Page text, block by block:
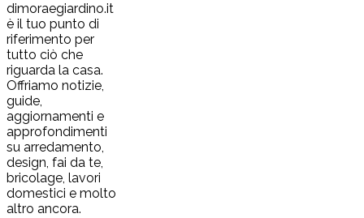
dimoraegiardino.it
è il tuo punto di
riferimento per
tutto ciò che
riguarda la casa.
Offriamo notizie,
guide,
aggiornamenti e
approfondimenti
su arredamento,
design, fai da te,
bricolage, lavori
domestici e molto
altro ancora.